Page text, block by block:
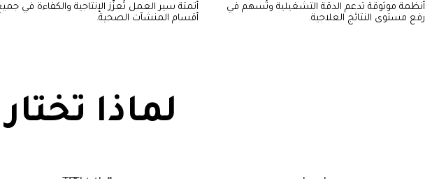
أنظمة موثوقة تدعم الدقة التشغيلية وتُسهم في
رفع مستوى النتائج العلاجية.
أتمتة سير العمل تُعزّز الإنتاجية والكفاءة في
أقسام المنشآت الصحية.
لماذا تختار